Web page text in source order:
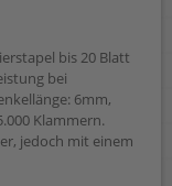
bis 20 Blatt
bei
6mm,
Klammern.
jedoch mit einem